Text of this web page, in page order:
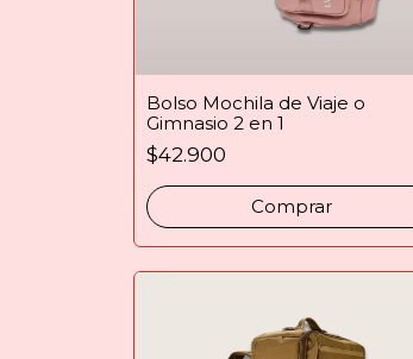
Bolso Mochila de Viaje o
Gimnasio 2 en 1
$42.900
Comprar